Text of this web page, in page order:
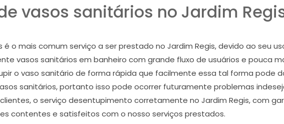
vasos sanitários no Jardim
o mais comum serviço a ser prestado no Jardim Regis, devido ao seu
vasos sanitários em banheiro com grande fluxo de usuários e pouca
o vaso sanitário de forma rápida que facilmente essa tal forma pode
sanitários, portanto isso pode ocorrer futuramente problemas
o serviço desentupimento corretamente no Jardim Regis, com
contentes e satisfeitos com o nosso serviços prestados.